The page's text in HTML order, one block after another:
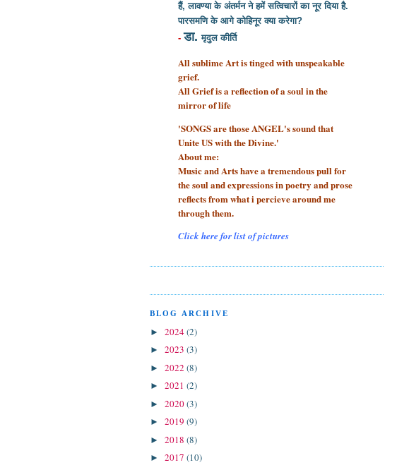
हैं, लावण्या के अंतर्मन ने हमें सत्विचारों का नूर दिया है.
पारसमणि के आगे कोहिनूर क्या करेगा?
- डा.मृदुल कीर्ति
All sublime Art is tinged with unspeakable
grief.
All Grief is a reflection of a soulin the
mirror of life
'SONGS are those ANGEL's sound that
Unite US with the Divine.'
About me:
Music and Arts have a tremendous pull for
the soul and expressions in poetry and prose
reflects from what i percieve around me
through them.
Click here for list of pictures
BLOG ARCHIVE
► 2024(2)
► 2023 (3)
► 2022 (8)
► 2021 (2)
► 2020(3)
► 2019 (9)
► 2018 (8)
► 2017 (10)